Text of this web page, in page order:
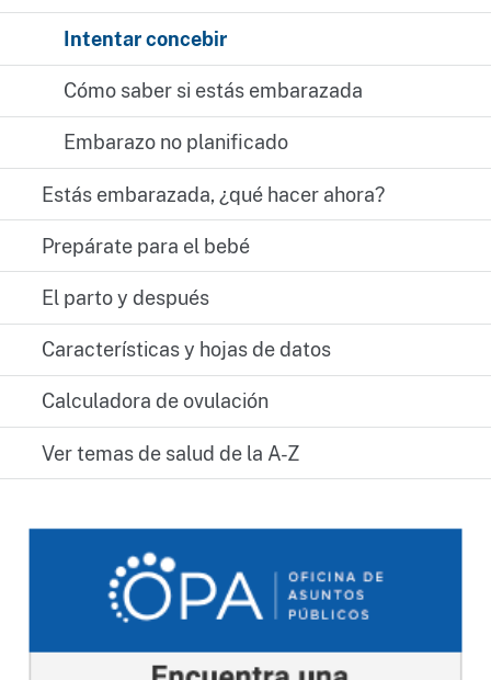
Intentar concebir
Cómo saber si estás embarazada
Embarazo no planificado
Estás embarazada, ¿qué hacer ahora?
Prepárate para el bebé
El parto y después
Características y hojas de datos
Calculadora de ovulación
Ver temas de salud de la A-Z